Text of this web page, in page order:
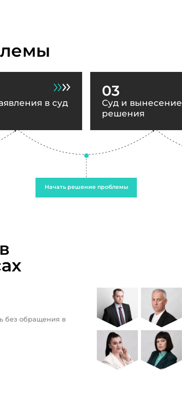
в суд
03
Суд и вынесение
решения
Начать решение проблемы
без обращения в